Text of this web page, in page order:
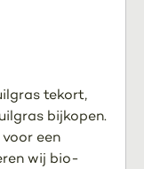
tekort,
bijkopen.
een
wij bio-